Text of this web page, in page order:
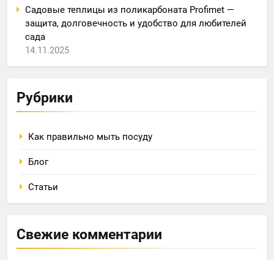
Садовые теплицы из поликарбоната Profimet —
защита, долговечность и удобство для любителей
сада
14.11.2025
Рубрики
Как правильно мыть посуду
Блог
Статьи
Свежие комментарии